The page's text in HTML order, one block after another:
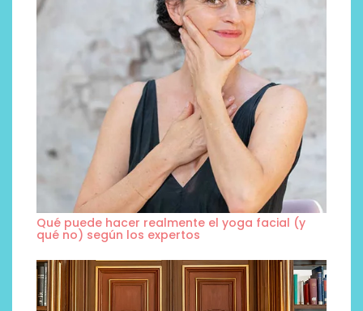
Qué puede hacer realmente el yoga facial (y
qué no) según los expertos